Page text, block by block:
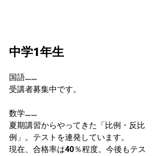
中学1年生
国語……
受講者募集中です。
数学……
夏期講習からやってきた「比例・反比
例」。テストを連発しています。
現在、合格率は40％程度。今後もテス